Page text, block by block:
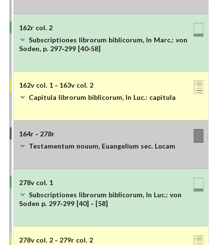
162r col. 2
Subscriptiones librorum biblicorum, In Marc.: von
Soden, p. 297-299 [40-58]
162v col. 1 - 163v col. 2
Capitula librorum biblicorum, In Luc.: capitula
164r - 278r
Testamentum nouum, Euangelium sec. Lucam
278v col. 1
Subscriptiones librorum biblicorum, In Luc.: von
Soden p. 297-299 [40] - [58]
278v col. 2 - 279r col. 2